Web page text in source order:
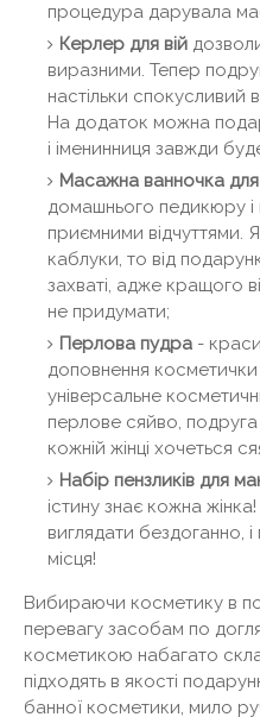
процедура дарувала
Керлер для вій
виразними. Тепер
настільки спокусливий
На додаток можна
і іменинниця завжди
Масажна ванночка для
домашнього педикюру
приємними відчуттями.
каблуки, то від
захваті, адже кращого
не придумати;
Перлова пудра -
доповнення
універсальне
перлове сяйво,
кожній жінці хочеться
Набір пензликів для
істину знає кожна
виглядати бездоганно,
місця!
Вибираючи косметику в
перевагу засобам по
косметикою набагато
підходять в якості
банної косметики, мило